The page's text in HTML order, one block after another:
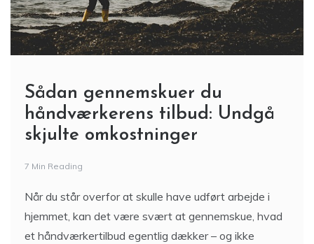
Sådan gennemskuer du
håndværkerens tilbud: Undgå
skjulte omkostninger
7 Min Reading
Når du står overfor at skulle have udført arbejde i
hjemmet, kan det være svært at gennemskue, hvad
et håndværkertilbud egentlig dækker – og ikke